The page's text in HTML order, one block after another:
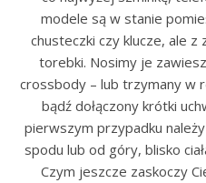
modele są w stanie
chusteczki czy klucze, ale z
torebki. Nosimy je
crossbody – lub trzymany w
bądź dołączony krótki
pierwszym przypadku
spodu lub od góry, blisko
Czym jeszcze zaskoczy